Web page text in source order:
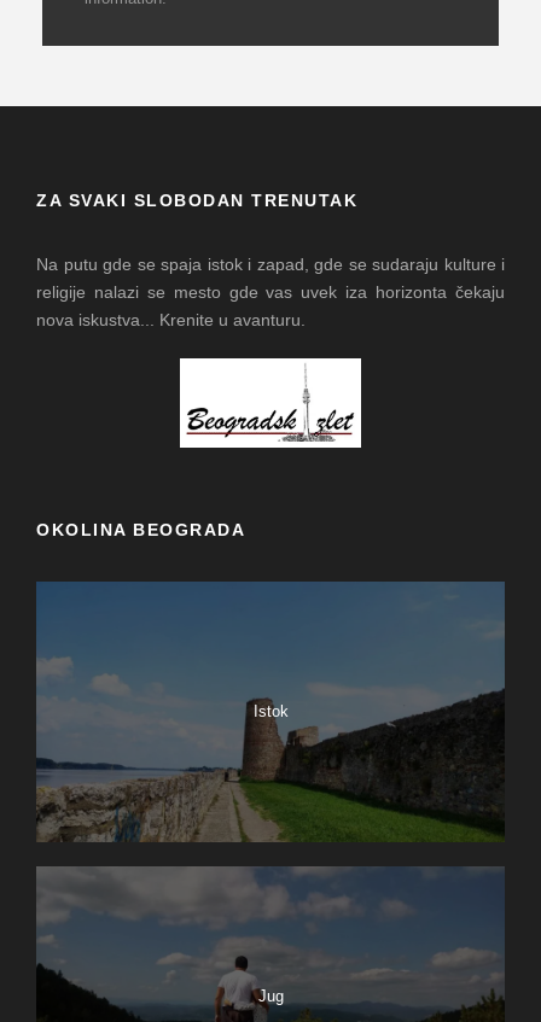
ZA SVAKI SLOBODAN TRENUTAK
Na putu gde se spaja istok i zapad, gde se sudaraju kulture i
religije nalazi se mesto gde vas uvek iza horizonta čekaju
nova iskustva... Krenite u avanturu.
OKOLINA BEOGRADA
Istok
Jug